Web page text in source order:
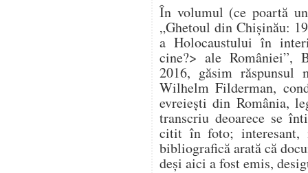
În volumul (ce poartă
„Ghetoul din Chișinău:
a Holocaustului în
cine?> ale României”,
2016, găsim răspunsul
Wilhelm Filderman,
evreiești din România,
transcriu deoarece se
citit în foto; interesant,
bibliografică arată că
deși aici a fost emis,